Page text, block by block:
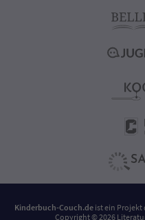
Kinderbuch-Couch.de ist ein Projekt
Copyright © 2026